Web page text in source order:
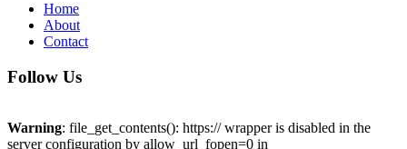
Home
About
Contact
Follow Us
Warning: file_get_contents(): https:// wrapper is disabled in the
server configuration by allow_url_fopen=0 in